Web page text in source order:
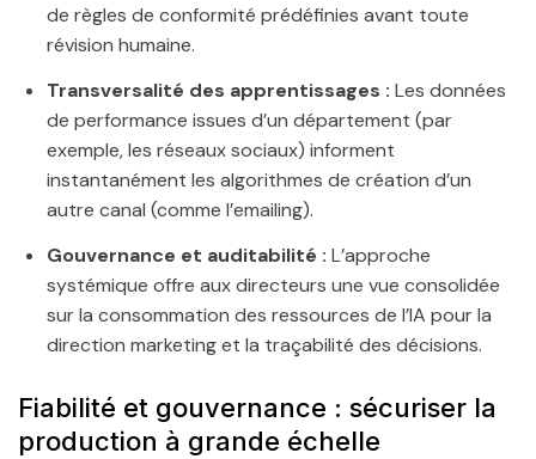
de règles de conformité prédéfinies avant toute
révision humaine.
Transversalité des apprentissages : Les données
de performance issues d’un département (par
exemple, les réseaux sociaux) informent
instantanément les algorithmes de création d’un
autre canal (comme l’emailing).
Gouvernance et auditabilité : L’approche
systémique offre aux directeurs une vue consolidée
sur la consommation des ressources de l’IA pour la
direction marketing et la traçabilité des décisions.
Fiabilité et gouvernance : sécuriser la
production à grande échelle